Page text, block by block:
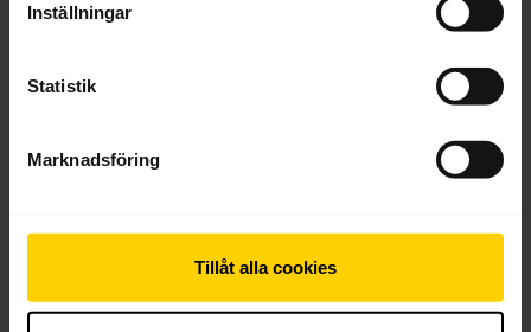
Inställningar
Statistik
Marknadsföring
Tillåt alla cookies
Jabra Elite 85h används i denna video.
variera beroende på vilken Jabra-produkt som är